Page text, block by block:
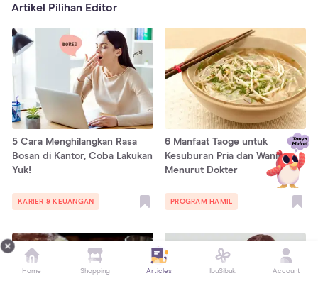
Artikel Pilihan Editor
5 Cara Menghilangkan Rasa
Bosan di Kantor, Coba Lakukan
Yuk!
KARIER & KEUANGAN
6 Manfaat Taoge untuk
Kesuburan Pria dan Wanita,
Menurut Dokter
PROGRAM HAMIL
Home Shopping Articles IbuSibuk Account